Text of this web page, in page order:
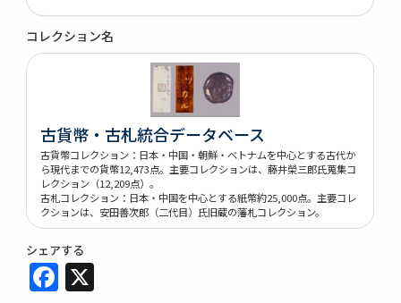
コレクション名
古貨幣・古札統合データベース
古貨幣コレクション：日本・中国・朝鮮・ベトナムを中心とする古代か
ら現代までの貨幣12,473点。主要コレクションは、藤井榮三郎氏蒐集コ
レクション（12,209点）。
古札コレクション：日本・中国を中心とする紙幣約25,000点。主要コレ
クションは、安田善次郎（二代目）氏旧蔵の藩札コレクション。
シェアする
Facebook